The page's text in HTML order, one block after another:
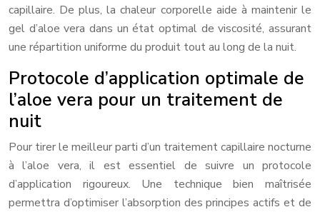
capillaire. De plus, la chaleur corporelle aide à maintenir le
gel d’aloe vera dans un état optimal de viscosité, assurant
une répartition uniforme du produit tout au long de la nuit.
Protocole d’application optimale de
l’aloe vera pour un traitement de
nuit
Pour tirer le meilleur parti d’un traitement capillaire nocturne
à l’aloe vera, il est essentiel de suivre un protocole
d’application rigoureux. Une technique bien maîtrisée
permettra d’optimiser l’absorption des principes actifs et de